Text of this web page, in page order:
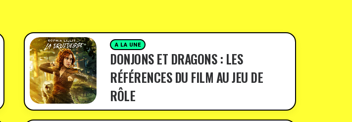
A LA UNE
DONJONS ET DRAGONS : LES
RÉFÉRENCES DU FILM AU JEU DE
RÔLE